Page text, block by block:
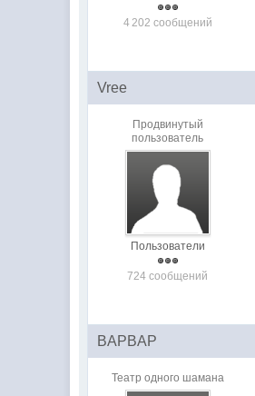
4 202 сообщений
Vree
Продвинутый
пользователь
Пользователи
724 сообщений
BAPBAP
Театр одного шамана